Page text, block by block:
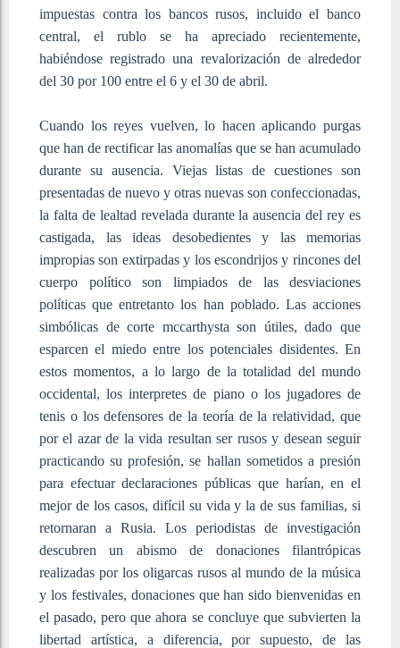
impuestas contra los bancos rusos, incluido el banco
central, el rublo se ha apreciado recientemente,
habiéndose registrado una revalorización de alrededor
del 30 por 100 entre el 6 y el 30 de abril.
Cuando los reyes vuelven, lo hacen aplicando purgas
que han de rectificar las anomalías que se han acumulado
durante su ausencia. Viejas listas de cuestiones son
presentadas de nuevo y otras nuevas son confeccionadas,
la falta de lealtad revelada durante la ausencia del rey es
castigada, las ideas desobedientes y las memorias
impropias son extirpadas y los escondrijos y rincones del
cuerpo político son limpiados de las desviaciones
políticas que entretanto los han poblado. Las acciones
simbólicas de corte mccarthysta son útiles, dado que
esparcen el miedo entre los potenciales disidentes. En
estos momentos, a lo largo de la totalidad del mundo
occidental, los interpretes de piano o los jugadores de
tenis o los defensores de la teoría de la relatividad, que
por el azar de la vida resultan ser rusos y desean seguir
practicando su profesión, se hallan sometidos a presión
para efectuar declaraciones públicas que harían, en el
mejor de los casos, difícil su vida y la de sus familias, si
retornaran a Rusia. Los periodistas de investigación
descubren un abismo de donaciones filantrópicas
realizadas por los oligarcas rusos al mundo de la música
y los festivales, donaciones que han sido bienvenidas en
el pasado, pero que ahora se concluye que subvierten la
libertad artística, a diferencia, por supuesto, de las